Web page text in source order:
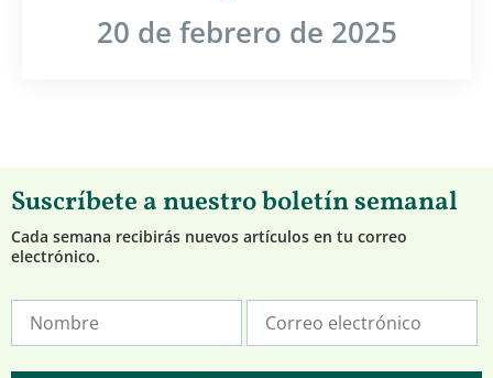
20 de febrero de 2025
Suscríbete a nuestro boletín semanal
Cada semana recibirás nuevos artículos en tu correo
electrónico.